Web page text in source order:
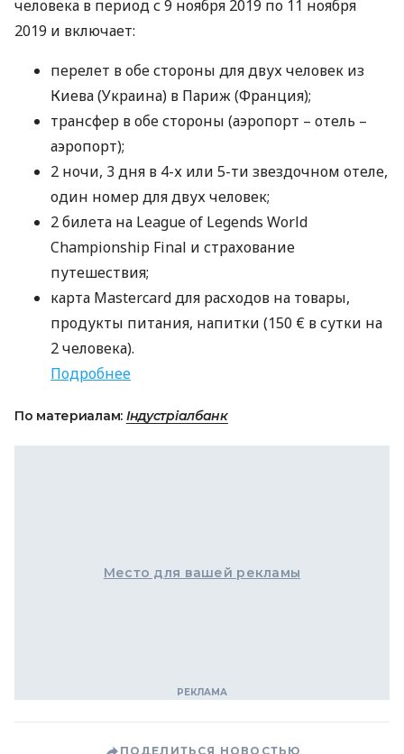
человека в период с 9 ноября 2019 по 11 ноября
2019 и включает:
перелет в обе стороны для двух человек из
Киева (Украина) в Париж (Франция);
трансфер в обе стороны (аэропорт – отель –
аэропорт);
2 ночи, 3 дня в 4-х или 5-ти звездочном отеле,
один номер для двух человек;
2 билета на League of Legends World
Championship Final и страхование
путешествия;
карта Mastercard для расходов на товары,
продукты питания, напитки (150 € в сутки на
2 человека).
Подробнее
По материалам: Індустріалбанк
Место для вашей рекламы
ПОДЕЛИТЬСЯ НОВОСТЬЮ